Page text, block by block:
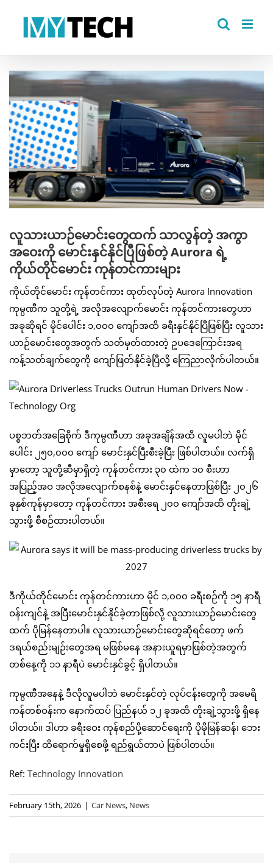
View
Larger
Image
လူသားယာဉ်မောင်းတွေထက် သာလွန်တဲ့ အကွာ
အဝေးကို မောင်းနှင်နိုင်ပြီဖြစ်တဲ့ Aurora ရဲ့
ကိုယ်တိုင်မောင်း ကုန်တင်ကားများ
ကိုယ်တိုင်မောင်း ကုန်တင်ကား ထုတ်လုပ်တဲ့ Aurora Innovation
ကုမ္ပဏီက သူတို့ရဲ့ အလိုအလျောက်မောင်း ကုန်တင်ကားတွေဟာ
အခုဆိုရင် မိုင်ပေါင်း ၁,၀၀၀ ကျော်အထိ ခရီးနှင်နိုင်ပြီဖြစ်ပြီး လူသား
ယာဉ်မောင်းတွေအတွက် သတ်မှတ်ထားတဲ့ ဥပဒေကြောင်းအရ
ကန့်သတ်ချက်တွေကို ကျော်ဖြတ်နိုင်ခဲ့ပြီလို့ ကြေညာလိုက်ပါတယ်။
ပစ္စဘတ်အခြေစိုက် ဒီကုမ္ပဏီဟာ အခုအချိန်အထိ လူမပါဘဲ မိုင်
ပေါင်း ၂၅၀,၀၀၀ ကျော် မောင်းနှင်ပြီးစီးခဲ့ပြီး ဖြစ်ပါတယ်။ လက်ရှိ
မှာတော့ သူတို့ဆီမှာရှိတဲ့ ကုန်တင်ကား ၃၀ ထဲက ၁၀ စီးဟာ
အပြည့်အဝ အလိုအလျောက်စနစ်နဲ့ မောင်းနှင်နေတာဖြစ်ပြီး ၂၀၂၆
ခုနှစ်ကုန်မှာတော့ ကုန်တင်ကား အစီးရေ ၂၀၀ ကျော်အထိ တိုးချဲ့
သွားဖို့ စီစဉ်ထားပါတယ်။
ဒီကိုယ်တိုင်မောင်း ကုန်တင်ကားဟာ မိုင် ၁,၀၀၀ ခရီးစဉ်ကို ၁၅ နာရီ
ဝန်းကျင်နဲ့ အပြီးမောင်းနှင်နိုင်ခဲ့တာဖြစ်လို့ လူသားယာဉ်မောင်းတွေ
ထက် ပိုမြန်နေတာပါ။ လူသားယာဉ်မောင်းတွေဆိုရင်တော့ ဖက်
ဒရယ်စည်းမျဉ်းတွေအရ မဖြစ်မနေ အနားယူရမှာဖြစ်တဲ့အတွက်
တစ်နေ့ကို ၁၁ နာရီပဲ မောင်းနှင်ခွင့် ရှိပါတယ်။
ကုမ္ပဏီအနေနဲ့ ဒီလိုလူမပါဘဲ မောင်းနှင်တဲ့ လုပ်ငန်းတွေကို အမေရိ
ကန်တစ်ဝန်းက နောက်ထပ် ပြည်နယ် ၁၂ ခုအထိ တိုးချဲ့သွားဖို့ ရှိနေ
ပါတယ်။ ဒါဟာ ခရီးဝေး ကုန်စည်ပို့ဆောင်ရေးကို ပိုမိုမြန်ဆန်၊ ဘေး
ကင်းပြီး ထိရောက်မှုရှိစေဖို့ ရည်ရွယ်တာပဲ ဖြစ်ပါတယ်။
Ref: Technology Innovation
February 15th, 2026 | Car News, News